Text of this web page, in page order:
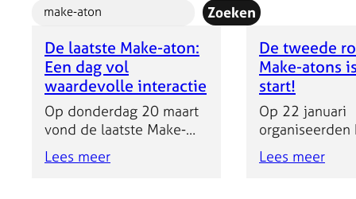
Zoeken
De laatste Make-aton:
Een dag vol
waardevolle interactie
Op donderdag 20 maart
vond de laatste Make-
aton plaats in het kader
van de Nationale
Lees meer
De tweede
Make-atons
start!
Op 22 januari
organiseerden
ministerie van
Lees meer